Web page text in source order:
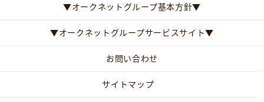
▼オークネットグループ基本方針▼
▼オークネットグループサービスサイト▼
お問い合わせ
サイトマップ